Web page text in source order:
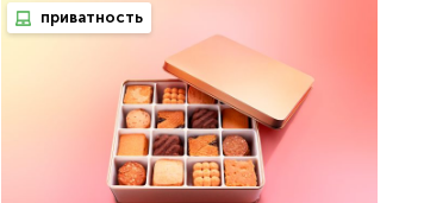
приватность